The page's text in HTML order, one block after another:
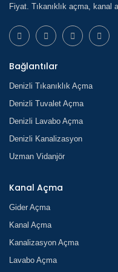
Fiyat. Tıkanıklık açma,
Bağlantılar
Denizli Tıkanıklık Açma
Denizli Tuvalet Açma
Denizli Lavabo Açma
Denizli Kanalizasyon
Uzman Vidanjör
Kanal Açma
Gider Açma
Kanal Açma
Kanalizasyon Açma
Lavabo Açma